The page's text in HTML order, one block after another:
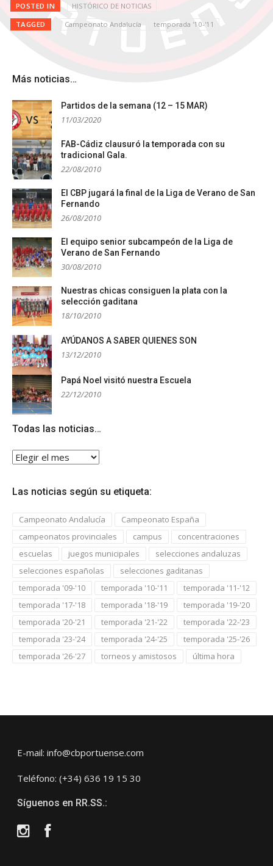
POSTED IN HISTÓRICO DE NOTICIAS
TAGGED Campeonato Andalucía temporada '10-'11
Más noticias…
Partidos de la semana (12 – 15 MAR)
11/03/2020
FAB-Cádiz clausuró la temporada con su
tradicional Gala.
22/08/2010
El CBP jugará la final de la Liga de Verano de San
Fernando
26/08/2010
El equipo senior subcampeón de la Liga de
Verano de San Fernando
30/08/2010
Nuestras chicas consiguen la plata con la
selección gaditana
18/10/2010
AYÚDANOS A SABER QUIENES SON
13/12/2010
Papá Noel visitó nuestra Escuela
22/12/2010
Todas las noticias…
Todas
Las noticias según su etiqueta:
Campeonato Andalucía
Campeonato España
campeonatos provinciales
campus
concentraciones
escuelas
juegos municipales
selecciones andaluzas
selecciones españolas
selecciones gaditanas
temporada '09-'10
temporada '10-'11
temporada '11-'12
temporada '17-'18
temporada '18-'19
temporada '19-'20
temporada '20-'21
temporada '21-'22
temporada '22-'23
temporada '23-'24
temporada '24-'25
temporada '25-'26
temporada '26-'27
torneos y amistosos última hora
E-mail: info@cbportuense.com
Teléfono: (+34) 636 19 15 30
Síguenos en RR.SS.:
InstagramFacebook